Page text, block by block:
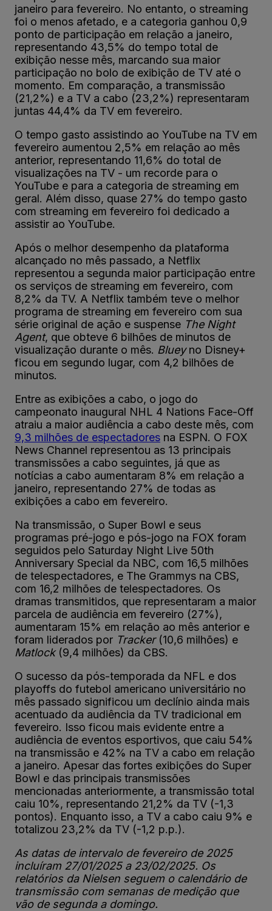
janeiro para fevereiro. No entanto, o streaming
foi o menos afetado, e a categoria ganhou 0,9
ponto de participação em relação a janeiro,
representando 43,5% do tempo total de
exibição nesse mês, marcando sua maior
participação no bolo de exibição de TV até o
momento. Em comparação, a transmissão
(21,2%) e a TV a cabo (23,2%) representaram
juntas 44,4% da TV em fevereiro.
O tempo gasto assistindo ao YouTube na TV em
fevereiro aumentou 2,5% em relação ao mês
anterior, representando 11,6% do total de
visualizações na TV - um recorde para o
YouTube e para a categoria de streaming em
geral. Além disso, quase 27% do tempo gasto
com streaming em fevereiro foi dedicado a
assistir ao YouTube.
Após o melhor desempenho da plataforma
alcançado no mês passado, a Netflix
representou a segunda maior participação entre
os serviços de streaming em fevereiro, com
8,2% da TV. A Netflix também teve o melhor
programa de streaming em fevereiro com sua
série original de ação e suspense The Night
Agent, que obteve 6 bilhões de minutos de
visualização durante o mês. Blueyno Disney+
ficou em segundo lugar, com 4,2 bilhões de
minutos.
Entre as exibições a cabo, o jogo do
campeonato inaugural NHL 4 Nations Face-Off
atraiu a maior audiência a cabo deste mês, com
9,3 milhões de espectadores na ESPN. O FOX
News Channel representou as 13 principais
transmissões a cabo seguintes, já que as
notícias a cabo aumentaram 8% em relação a
janeiro, representando 27% de todas as
exibições a cabo em fevereiro.
Na transmissão, o Super Bowl e seus
programas pré-jogo e pós-jogo na FOX foram
seguidos pelo Saturday Night Live 50th
Anniversary Special da NBC, com 16,5 milhões
de telespectadores, e The Grammys na CBS,
com 16,2 milhões de telespectadores. Os
dramas transmitidos, que representaram a maior
parcela de audiência em fevereiro (27%),
aumentaram 15% em relação ao mês anterior e
foram liderados por Tracker(10,6 milhões) e
Matlock(9,4 milhões) da CBS.
O sucesso da pós-temporada da NFL e dos
playoffs do futebol americano universitário no
mês passado significou um declínio ainda mais
acentuado da audiência da TV tradicional em
fevereiro. Isso ficou mais evidente entre a
audiência de eventos esportivos, que caiu 54%
na transmissão e 42% na TV a cabo em relação
a janeiro. Apesar das fortes exibições do Super
Bowl e das principais transmissões
mencionadas anteriormente, a transmissão total
caiu 10%, representando 21,2% da TV (-1,3
pontos). Enquanto isso, a TV a cabo caiu 9% e
totalizou 23,2% da TV (-1,2 p.p.).
As datas de intervalo de fevereiro de 2025
incluíram 27/01/2025 a 23/02/2025. Os
relatórios da Nielsen seguem o calendário de
transmissão com semanas de medição que
vão de segunda a domingo.